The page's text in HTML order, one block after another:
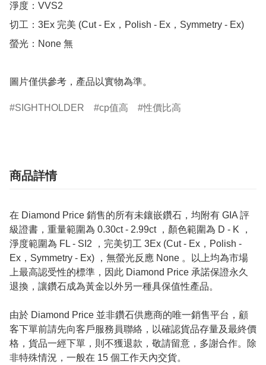
淨度：VVS2
切工：3Ex 完美 (Cut - Ex，Polish - Ex，Symmetry - Ex)
螢光：None 無
圖片僅供參考，產品以實物為準。
SIGHTHOLDER cp值高 性價比高
商品詳情
在 Diamond Price 銷售的所有未鑲嵌鑽石，均附有 GIA 評
級證書，重量範圍為 0.30ct - 2.99ct ，顏色範圍為 D - K ，
淨度範圍為 FL - SI2 ，完美切工 3Ex (Cut - Ex，Polish -
Ex，Symmetry - Ex) ，無螢光反應 None 。以上均為市場
上最高認受性的標準，因此 Diamond Price 承諾保證永久
退換，讓鑽石成為黃金以外另一種具保值性產品。
由於 Diamond Price 並非鑽石供應商的唯一銷售平台，顧
客下單前請先向客戶服務員聯絡，以確認貨品存量及最終價
格，貨品一經下單，則不獲退款，敬請留意，多謝合作。除
非特殊情況，一般在 15 個工作天內交貨。